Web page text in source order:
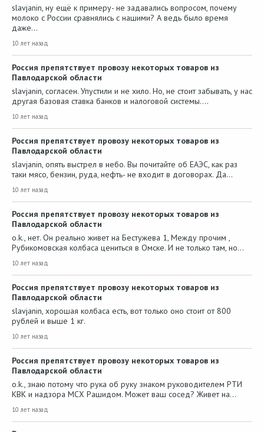
slavjanin, ну ещё к примеру- не задавались вопросом, почему
молоко с России сравнялись с нашими? А ведь было время
даже…
10 лет назад
Россия препятствует провозу некоторых товаров из
Павлодарской области
slavjanin, согласен. Упустили и не хило. Но, не стоит забывать, у нас
другая базовая ставка банков и налоговой системы.…
10 лет назад
Россия препятствует провозу некоторых товаров из
Павлодарской области
slavjanin, опять выстрел в небо. Вы почитайте об ЕАЭС, как раз
таки мясо, бензин, руда, нефть- не входит в договорах. Да…
10 лет назад
Россия препятствует провозу некоторых товаров из
Павлодарской области
o.k., нет. Он реально живет на Бестужева 1, Между прочим ,
Рубикомовская колбаса цениться в Омске. И не только там, но…
10 лет назад
Россия препятствует провозу некоторых товаров из
Павлодарской области
slavjanin, хорошая колбаса есть, вот только оно стоит от 800
рублей и выше 1 кг.
10 лет назад
Россия препятствует провозу некоторых товаров из
Павлодарской области
o.k., знаю потому что рука об руку знаком руководителем РТИ
КВК и надзора МСХ Рашидом. Может ваш сосед? Живет на…
10 лет назад